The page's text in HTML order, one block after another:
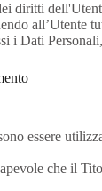
diritti
all’Utente
i Dati
essere
che il